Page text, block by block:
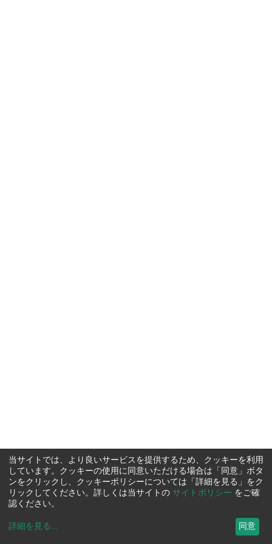
当サイトでは、より良いサービスを提供するため、クッキーを利用
しています。クッキーの使用に同意いただける場合は「同意」ボタ
ンをクリックし、クッキーポリシーについては「詳細を見る」をク
リックしてください。詳しくは当サイトの サイトポリシー をご確
認ください。
詳細を見る ... 同意